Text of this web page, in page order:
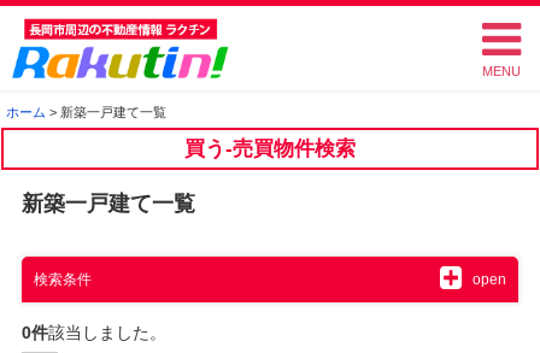
ホーム > 新築一戸建て一覧
買う-売買物件検索
新築一戸建て一覧
検索条件
0件該当しました。